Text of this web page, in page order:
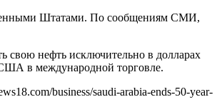
Штатами. По сообщениям СМИ,
свою нефть исключительно в долларах
в международной торговле.
business/saudi-arabia-ends-50-year-